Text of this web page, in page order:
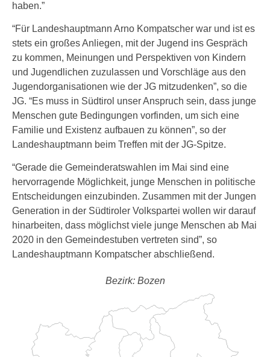
haben.”
“Für Landeshauptmann Arno Kompatscher war und ist es
stets ein großes Anliegen, mit der Jugend ins Gespräch
zu kommen, Meinungen und Perspektiven von Kindern
und Jugendlichen zuzulassen und Vorschläge aus den
Jugendorganisationen wie der JG mitzudenken”, so die
JG. “Es muss in Südtirol unser Anspruch sein, dass junge
Menschen gute Bedingungen vorfinden, um sich eine
Familie und Existenz aufbauen zu können”, so der
Landeshauptmann beim Treffen mit der JG-Spitze.
“Gerade die Gemeinderatswahlen im Mai sind eine
hervorragende Möglichkeit, junge Menschen in politische
Entscheidungen einzubinden. Zusammen mit der Jungen
Generation in der Südtiroler Volkspartei wollen wir darauf
hinarbeiten, dass möglichst viele junge Menschen ab Mai
2020 in den Gemeindestuben vertreten sind”, so
Landeshauptmann Kompatscher abschließend.
Bezirk: Bozen